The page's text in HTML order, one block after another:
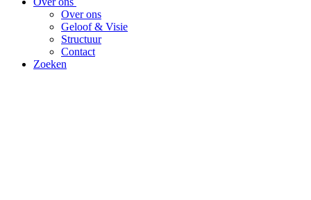
Over ons
Geloof & Visie
Structuur
Contact
Zoeken